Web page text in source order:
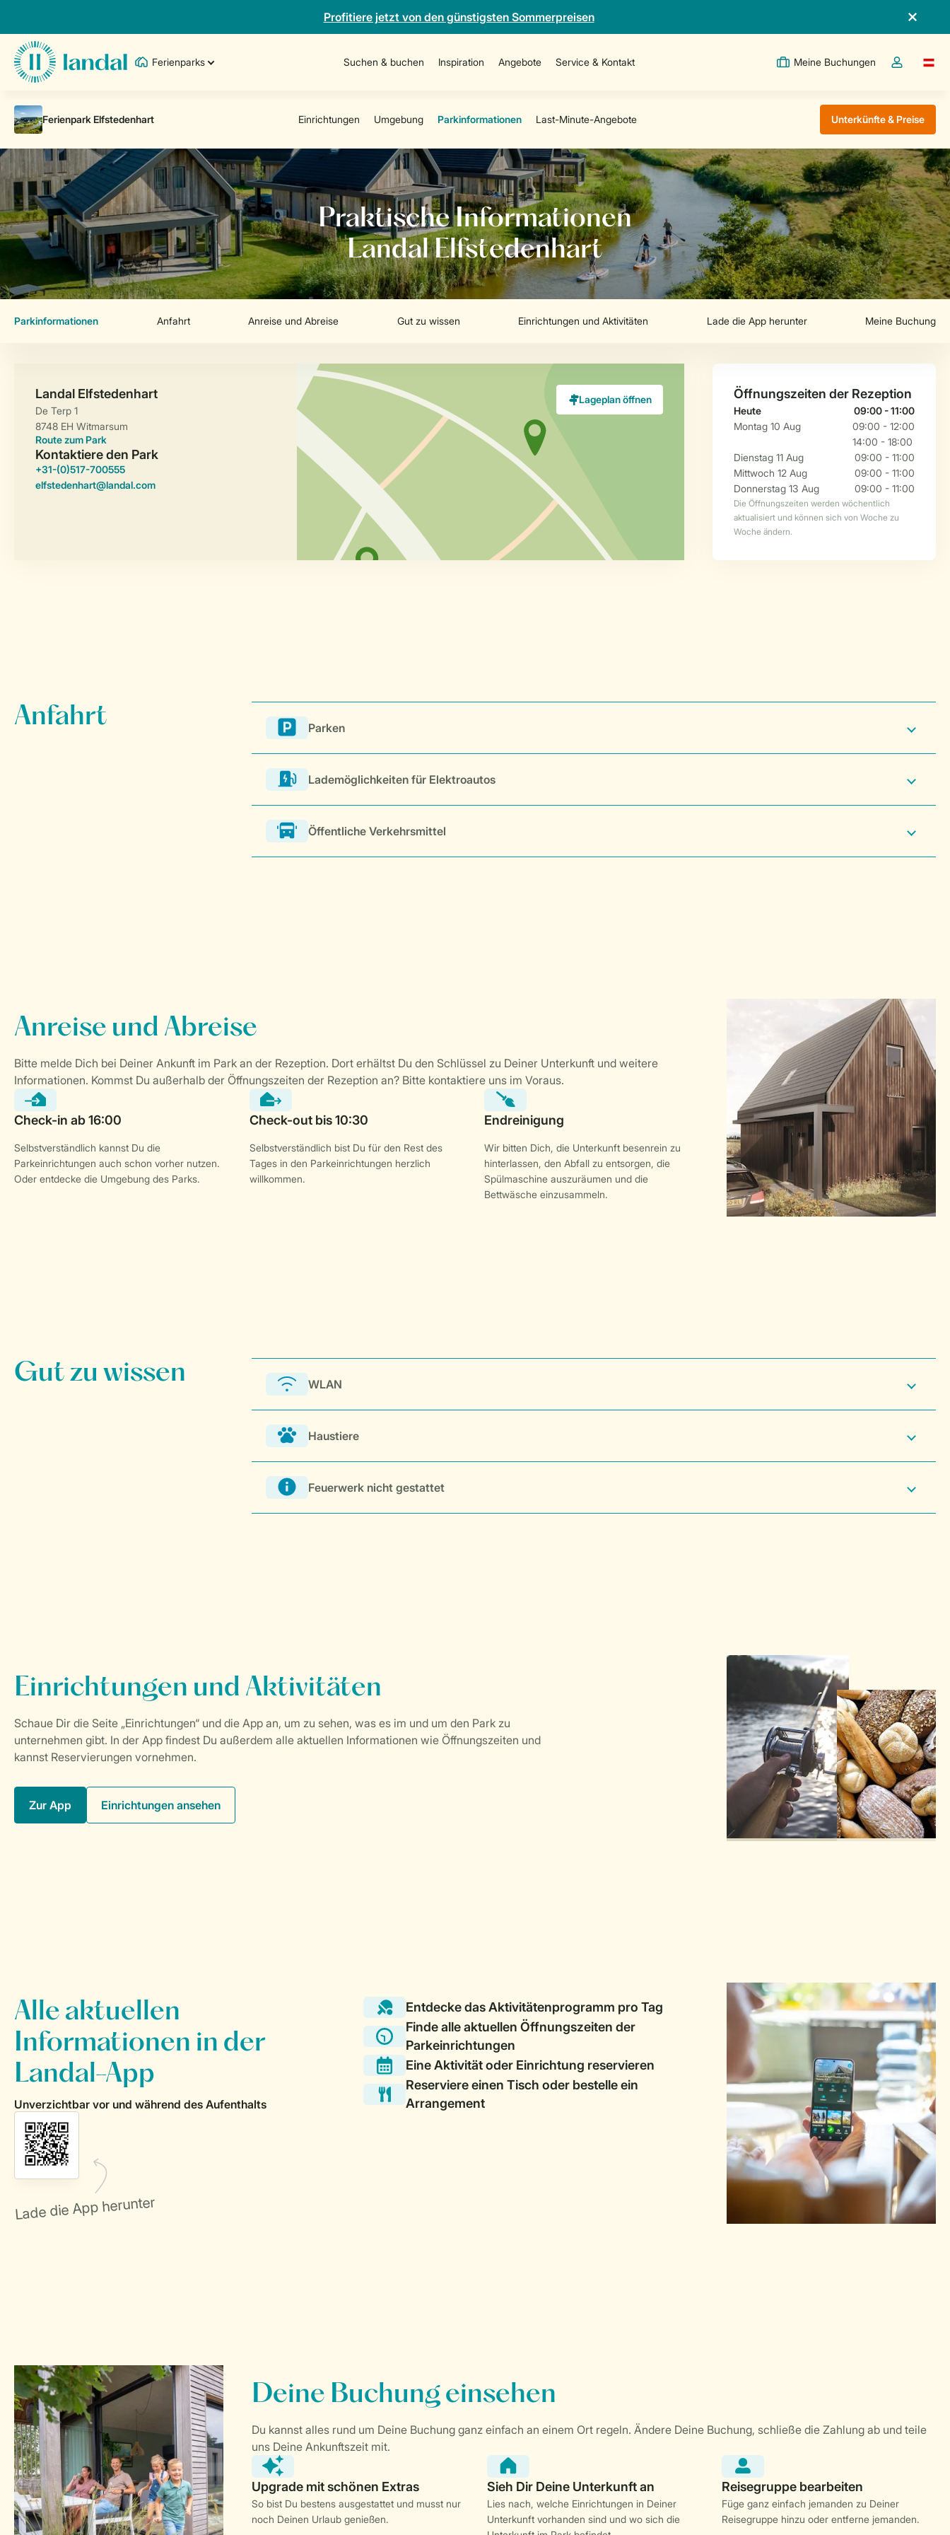
Profitiere jetzt von den günstigsten Sommerpreisen
Ferienparks Suchen & buchen Inspiration Angebote Service & Kontakt Meine Buchungen
Dropdown-
Unterkünfte & Preise
Parken
Lademöglichkeiten für Elektroautos
Öffentliche Verkehrsmittel
Selbstverständlich kannst Du die
Parkeinrichtungen auch schon vorher nutzen.
Oder entdecke die Umgebung des Parks.
Selbstverständlich bist Du für den Rest des
Tages in den Parkeinrichtungen herzlich
willkommen.
Wir bitten Dich, die Unterkunft besenrein zu
hinterlassen, den Abfall zu entsorgen, die
Spülmaschine auszuräumen und die
Bettwäsche einzusammeln.
WLAN
Haustiere
Feuerwerk nicht gestattet
Zur App Einrichtungen ansehen
So bist Du bestens ausgestattet und musst nur
noch Deinen Urlaub genießen.
Lies nach, welche Einrichtungen in Deiner
Unterkunft vorhanden sind und wo sich die
Füge ganz einfach jemanden zu Deiner
Reisegruppe hinzu oder entferne jemanden.